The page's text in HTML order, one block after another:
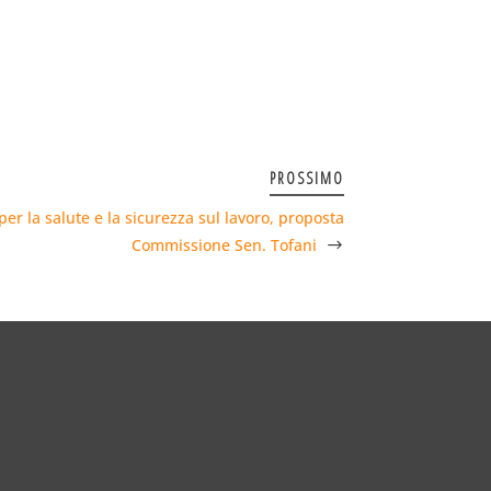
PROSSIMO
la salute e la sicurezza sul lavoro, proposta
Commissione Sen. Tofani